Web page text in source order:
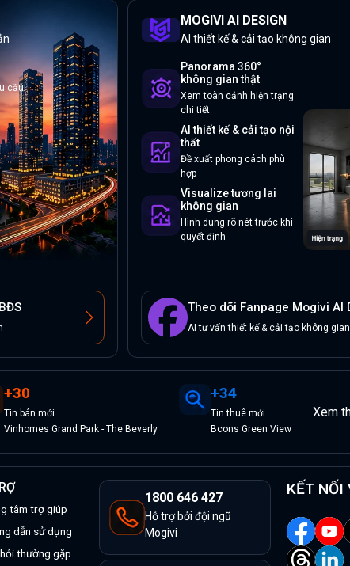
cầu
MOGIVI AI DESIGN
AI thiết kế & cải tạo không gian
Panorama 360°
không gian thật
Xem toàn cảnh hiện trạng
chi tiết
AI thiết kế & cải tạo nội
thất
Đề xuất phong cách phù
hợp
Visualize tương lai
không gian
Hình dung rõ nét trước khi
quyết định
Theo dõi Fanpage Mogivi AI
AI tư vấn thiết kế & cải tạo không gian
+30
Tin bán mới
Vinhomes Grand Park - The Beverly
+34
Tinthuê mới
Bcons Green View
Xem
tâm trợ giúp
dẫn sử dụng
thường gặp
1800 646 427
Hỗ trợ bởi đội ngũ
Mogivi
KẾT NỐI